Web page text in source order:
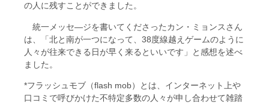
の人に残すことができました。
統一メッセ―ジを書いてくださったカン・ミョンスさん
は、「北と南が一つになって、38度線越えゲームのように
人々が往来できる日が早く来るといいです」と感想を述べ
ました。
*フラッシュモブ（flash mob）とは、インターネット上や
口コミで呼びかけた不特定多数の人々が申し合わせて雑踏